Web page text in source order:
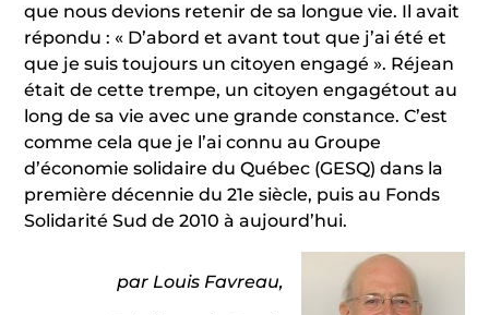
que nous devions retenir de sa longue vie. Il avait
répondu : « D’abord et avant tout que j’ai été et
que je suis toujours un citoyen engagé ». Réjean
était de cette trempe, un citoyen engagétout au
long de sa vie avec une grande constance. C’est
comme cela que je l’ai connu au Groupe
d’économie solidaire du Québec (GESQ) dans la
première décennie du 21e siècle, puis au Fonds
Solidarité Sud de 2010 à aujourd’hui.
par Louis Favreau,